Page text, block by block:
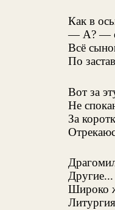
Как в
— А? —
Всё
По
Вот за
Не
За
Другие...
Широко